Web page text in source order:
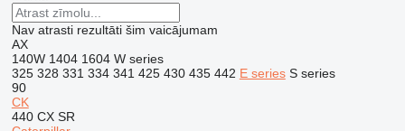
Nav atrasti rezultāti šim vaicājumam
AX
140W 1404 1604 W series
325 328 331 334 341 425 430 435 442 E series S series
90
CK
440 CX SR